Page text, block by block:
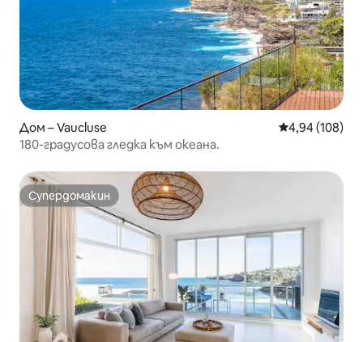
Дом – Vaucluse Средна
4,94 (108)
180-градусова гледка към океана.
Супердомакин
Супердомакин